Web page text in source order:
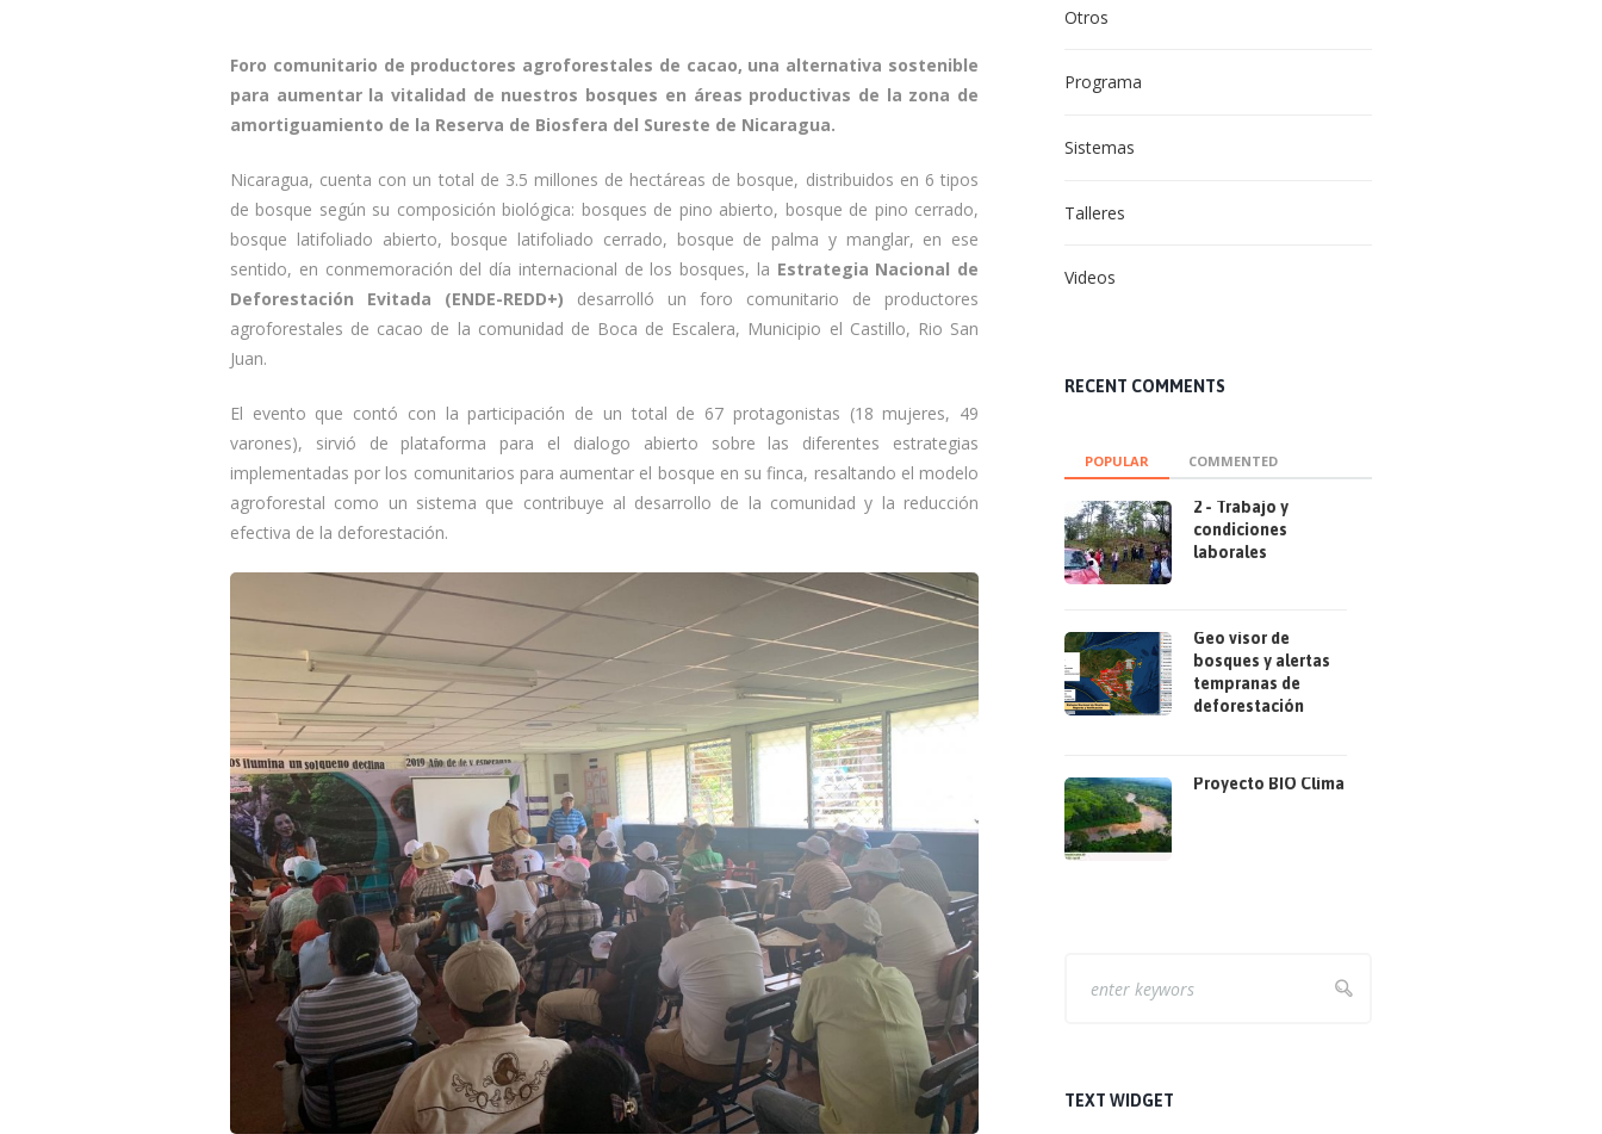
Foro comunitario de productores agroforestales de cacao, una alternativa sostenible
para aumentar la vitalidad de nuestros bosques en áreas productivas de la zona de
amortiguamiento de la Reserva de Biosfera del Sureste de Nicaragua.
Nicaragua, cuenta con un total de 3.5 millones de hectáreas de bosque, distribuidos en 6 tipos
de bosque según su composición biológica: bosques de pino abierto, bosque de pino cerrado,
bosque latifoliado abierto, bosque latifoliado cerrado, bosque de palma y manglar, en ese
sentido, en conmemoración del día internacional de los bosques, la Estrategia Nacional de
Deforestación Evitada (ENDE-REDD+) desarrolló un foro comunitario de productores
agroforestales de cacao de la comunidad de Boca de Escalera, Municipio el Castillo, Rio San
Juan.
El evento que contó con la participación de un total de 67 protagonistas (18 mujeres, 49
varones), sirvió de plataforma para el dialogo abierto sobre las diferentes estrategias
implementadas por los comunitarios para aumentar el bosque en su finca, resaltando el modelo
agroforestal como un sistema que contribuye al desarrollo de la comunidad y la reducción
efectiva de la deforestación.
Otros
Programa
Sistemas
Talleres
Videos
RECENT COMMENTS
POPULAR COMMENTED
2 - Trabajo y
condiciones
laborales
Geo visor de
bosques y alertas
tempranas de
deforestación
Proyecto BIO Clima
TEXT WIDGET